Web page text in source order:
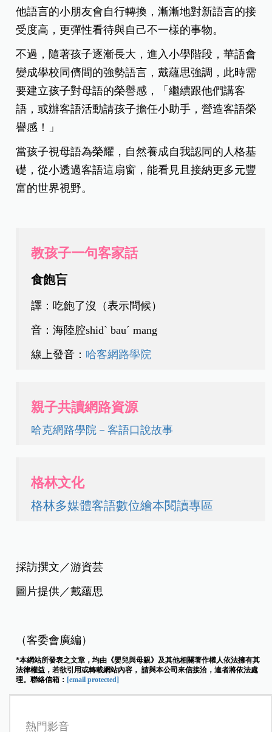
他語言的小朋友會自行轉換，漸漸地對新語言的接
受度高，更彈性看待與自己不一樣的事物。
不過，隨著孩子逐漸長大，進入小學階段，華語會
變成學校同儕間的強勢語言，戴蘊思強調，此時需
要建立孩子對母語的榮譽感，「繼續跟他們講客
語，或辦客語活動請孩子擔任小助手，營造客語榮
譽感！」
當孩子視母語為榮耀，自然養成自我認同的人格基
礎，從小透過客語這扇窗，能看見且接納更多元豐
富的世界視野。
教孩子一句客家話
食飽吂
譯：吃飽了沒（表示問候）
音：海陸腔shidˋ bauˊ mang
線上發音： 哈客網路學院
親子共讀網路資源
哈克網路學院－客語口說故事
格林文化
格林多媒體客語數位繪本閱讀專區
採訪撰文／游資芸
圖片提供／戴蘊思
（客委會廣編）
*本網站所發表之文章，均由《嬰兒與母親》及其他相關著作權人依法擁有其
法律權益，若欲引用或轉載網站內容， 請與本公司來信接洽，違者將依法處
理。聯絡信箱： [email protected]
熱門影音